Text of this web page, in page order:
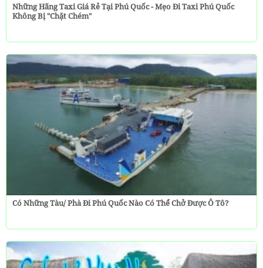
Những Hãng Taxi Giá Rẻ Tại Phú Quốc - Mẹo Đi Taxi Phú Quốc
Không Bị "chặt Chém"
Có Những Tàu/ Phà Đi Phú Quốc Nào Có Thể Chở Được Ô Tô?